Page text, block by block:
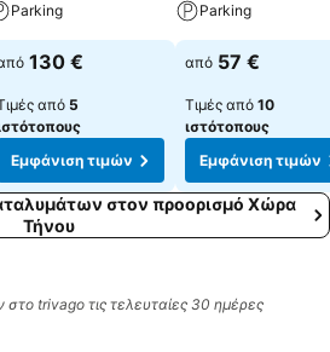
Parking
130 €
από 5
Εμφάνιση τιμών
Parking
από 57 €
Τιμές από 10
ιστότοπους
Εμφάνιση τιμών
στον προορισμό Χώρα
Τήνου
trivago τις τελευταίες 30 ημέρες